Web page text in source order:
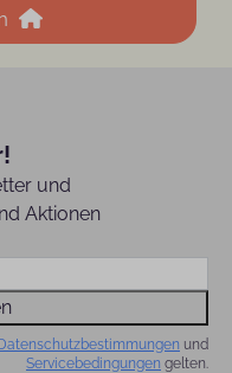
und
Aktionen
Datenschutzbestimmungen und
Servicebedingungen gelten.